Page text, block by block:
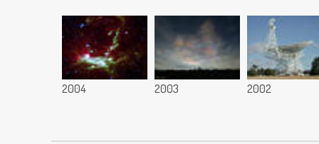
2004 2003 2002